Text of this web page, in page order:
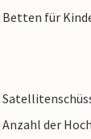
Betten für
Anzahl der